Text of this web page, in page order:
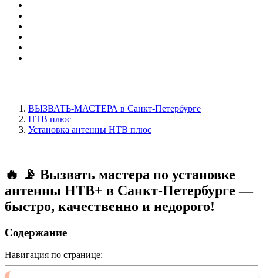
ВЫЗВАТЬ-МАСТЕРА в Санкт-Петербурге
НТВ плюс
Установка антенны НТВ плюс
🔥 📡 Вызвать мастера по установке
антенны НТВ+ в Санкт-Петербурге —
быстро, качественно и недорого!
Содержание
Навигация по странице: